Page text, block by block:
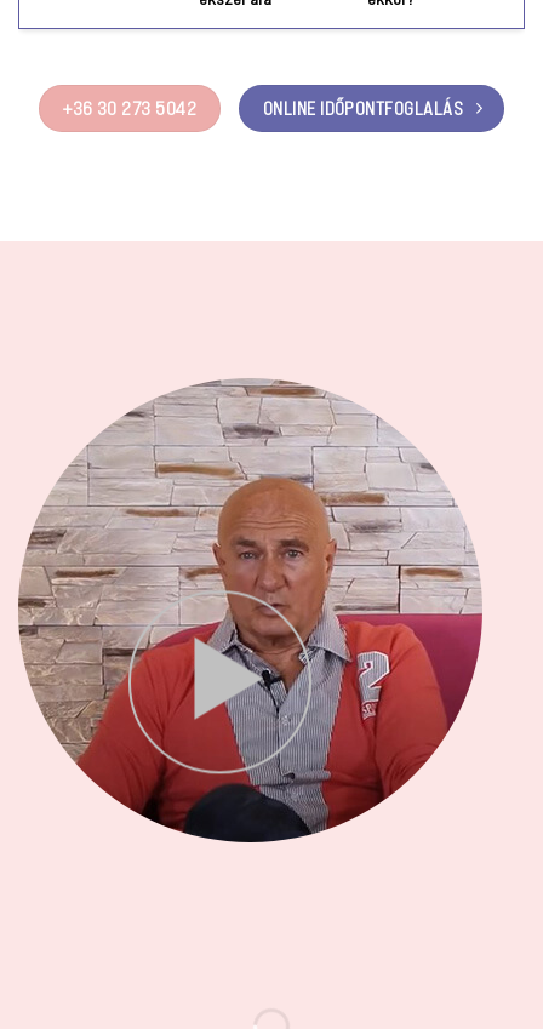
+36 30 273 5042 ONLINE IDŐPONTFOGLALÁS